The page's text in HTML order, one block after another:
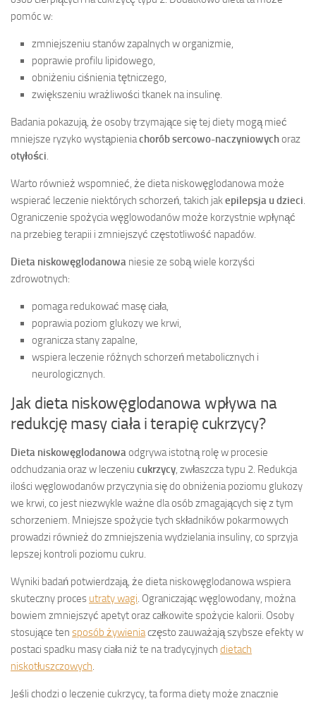
pomóc w:
zmniejszeniu stanów zapalnych w organizmie,
poprawie profilu lipidowego,
obniżeniu ciśnienia tętniczego,
zwiększeniu wrażliwości tkanek na insulinę.
Badania pokazują, że osoby trzymające się tej diety mogą mieć
mniejsze ryzyko wystąpieniachorób sercowo-naczyniowychoraz
otyłości.
Warto również wspomnieć, że dieta niskowęglodanowa może
wspierać leczenie niektórych schorzeń, takich jakepilepsja u dzieci.
Ograniczenie spożycia węglowodanów może korzystnie wpłynąć
na przebieg terapii i zmniejszyć częstotliwość napadów.
Dieta niskowęglodanowa niesie ze sobą wiele korzyści
zdrowotnych:
pomaga redukować masę ciała,
poprawia poziom glukozy we krwi,
ogranicza stany zapalne,
wspiera leczenie różnych schorzeń metabolicznych i
neurologicznych.
Jak dieta niskowęglodanowa wpływa na
redukcję masy ciała i terapię cukrzycy?
Dieta niskowęglodanowaodgrywa istotną rolę w procesie
odchudzania oraz w leczeniu cukrzycy, zwłaszcza typu 2. Redukcja
ilości węglowodanów przyczynia się do obniżenia poziomu glukozy
we krwi, co jest niezwykle ważne dla osób zmagających się z tym
schorzeniem. Mniejsze spożycie tych składników pokarmowych
prowadzi również do zmniejszenia wydzielania insuliny, co sprzyja
lepszej kontroli poziomu cukru.
Wyniki badań potwierdzają, że dieta niskowęglodanowa wspiera
skuteczny proces utraty wagi. Ograniczając węglowodany, można
bowiem zmniejszyć apetyt oraz całkowite spożycie kalorii. Osoby
stosujące ten sposób żywieniaczęsto zauważają szybsze efekty w
postaci spadku masy ciała niż te na tradycyjnych dietach
niskotłuszczowych.
Jeśli chodzi o leczenie cukrzycy, ta forma diety może znacznie